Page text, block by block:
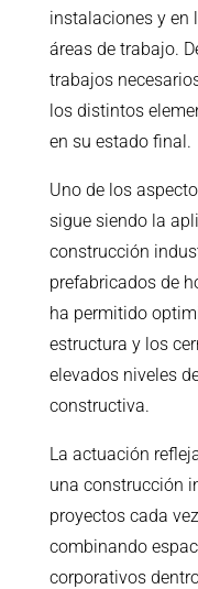
instalaciones y en
áreas de trabajo.
trabajos
los distintos
en su estado final.
Uno de los
sigue siendo la
construcción
prefabricados de
ha permitido
estructura y los
elevados niveles
constructiva.
La actuación
una construcción
proyectos cada
combinando
corporativos